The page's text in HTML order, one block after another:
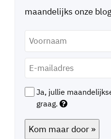
maandelijks onze
Voornaam *
mailadres *
Ja, jullie
graag.
Kom maar door »